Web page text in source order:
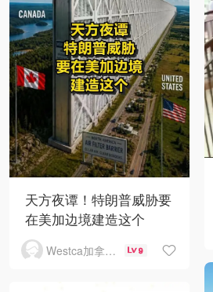
天方夜谭！特朗普威胁要
在美加边境建造这个
Westca加拿大生活 9